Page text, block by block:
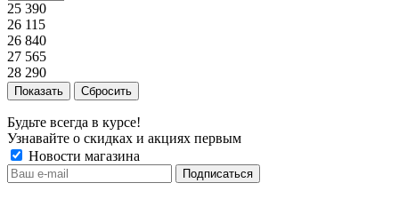
25 390
26 115
26 840
27 565
28 290
Сбросить
Будьте всегда в курсе!
Узнавайте о скидках и акциях первым
Новости магазина